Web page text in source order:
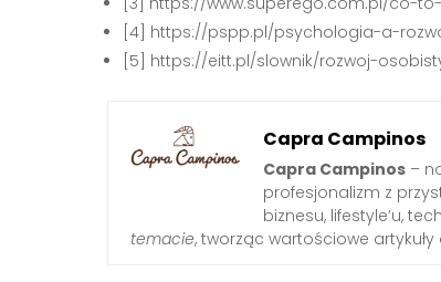
[4] https://pspp.pl/psychologia-a-
[5] https://eitt.pl/slownik/rozwoj-
Capra Campinos
Capra Campinos –
profesjonalizm z
biznesu, lifestyle’u,
temacie, tworząc wartościowe